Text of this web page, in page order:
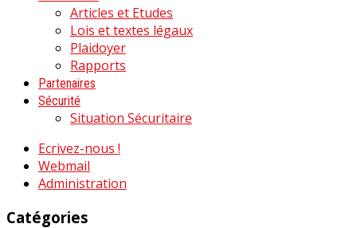
Articles et Etudes
Lois et textes légaux
Plaidoyer
Rapports
Partenaires
Sécurité
Situation Sécuritaire
Ecrivez-nous !
Webmail
Administration
Catégories